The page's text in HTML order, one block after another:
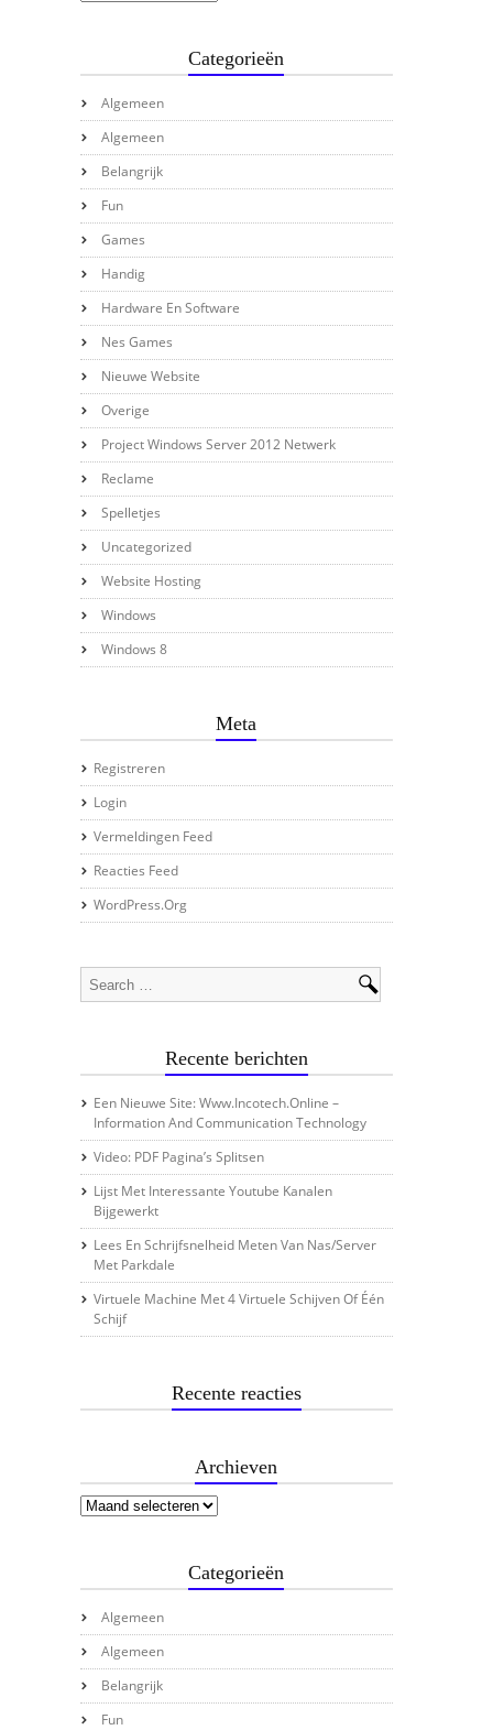
Categorieën
Algemeen
Algemeen
Belangrijk
Fun
Games
Handig
Hardware En Software
Nes Games
Nieuwe Website
Overige
Project Windows Server 2012 Netwerk
Reclame
Spelletjes
Uncategorized
Website Hosting
Windows
Windows 8
Meta
Registreren
Login
Vermeldingen Feed
Reacties Feed
WordPress.org
Recente berichten
Een Nieuwe Site: Www.incotech.online –
Information And Communication Technology
Video: PDF Pagina’s Splitsen
Lijst Met Interessante Youtube Kanalen
Bijgewerkt
Lees En Schrijfsnelheid Meten Van Nas/server
Met Parkdale
Virtuele Machine Met 4 Virtuele Schijven Of Één
Schijf
Recente reacties
Archieven
Categorieën
Algemeen
Algemeen
Belangrijk
Fun